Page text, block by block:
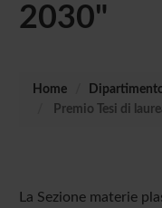
2030"
Home
Premio Tesi di
La Sezione materie